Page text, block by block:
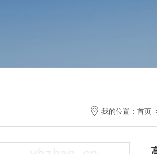
我的位置： 首页